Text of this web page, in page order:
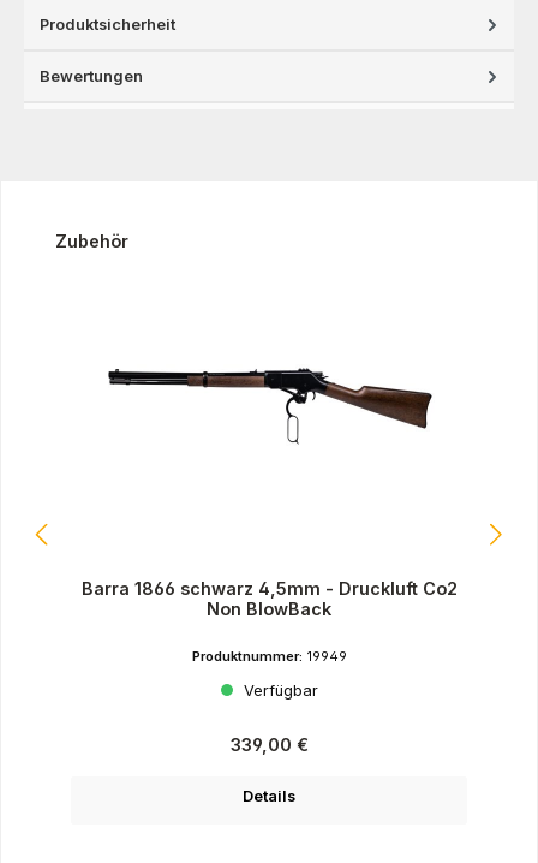
Produktsicherheit
Bewertungen
Produktgalerie überspringen
Zubehör
Barra 1866 schwarz 4,5mm - Druckluft Co2
Non BlowBack
Produktnummer: 19949
Verfügbar
Regulärer Preis:
339,00 €
Details